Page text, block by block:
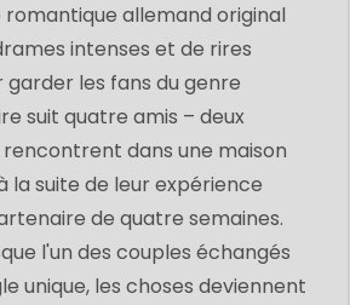
allemand original
intenses et de rires
les fans du genre
suit quatre amis – deux
rencontrent dans une maison
la suite de leur expérience
de quatre semaines.
l'un des couples échangés
unique, les choses deviennent